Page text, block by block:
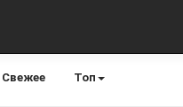
Свежее Топ